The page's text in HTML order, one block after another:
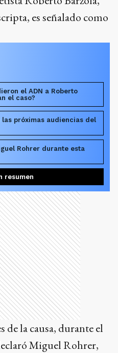
es señalado como
el ADN a Roberto
el caso?
las próximas audiencias del
Rohrer durante esta
resumen
la causa, durante el
Miguel Rohrer,